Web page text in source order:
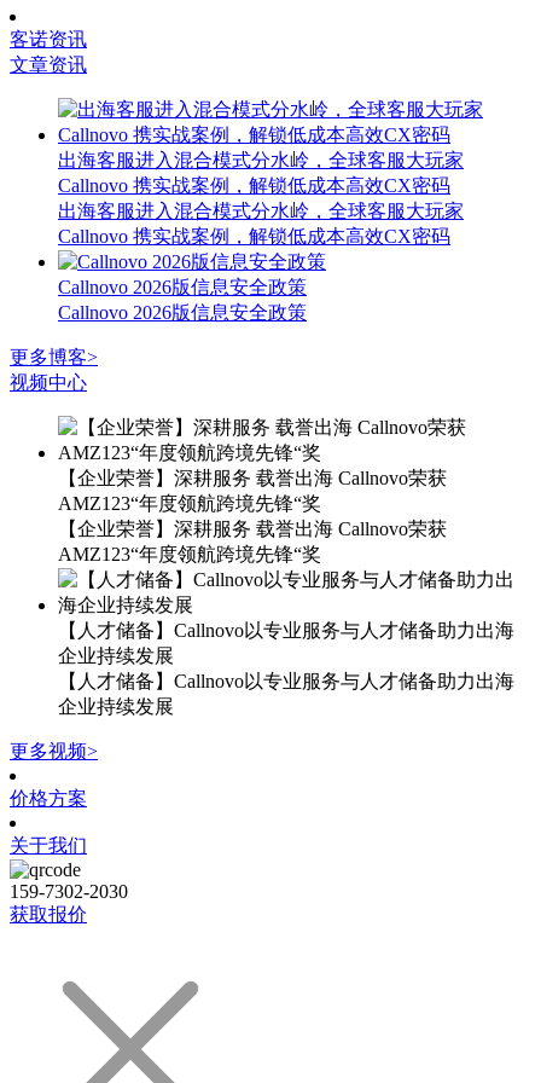
客诺资讯
文章资讯
出海客服进入混合模式分水岭，全球客服大玩家
Callnovo 携实战案例，解锁低成本高效CX密码
出海客服进入混合模式分水岭，全球客服大玩家
Callnovo 携实战案例，解锁低成本高效CX密码
Callnovo 2026版信息安全政策
Callnovo 2026版信息安全政策
更多博客>
视频中心
【企业荣誉】深耕服务 载誉出海 Callnovo荣获
AMZ123“年度领航跨境先锋“奖
【企业荣誉】深耕服务 载誉出海 Callnovo荣获
AMZ123“年度领航跨境先锋“奖
【人才储备】Callnovo以专业服务与人才储备助力出海
企业持续发展
【人才储备】Callnovo以专业服务与人才储备助力出海
企业持续发展
更多视频>
价格方案
关于我们
159-7302-2030
获取报价